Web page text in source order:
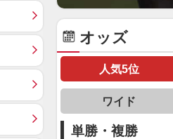
オッズ
人気5位
ワイド
単勝・複勝